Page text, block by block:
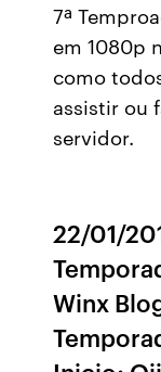
7ª
em 1080p
como
assistir ou
servidor.
22/01/
Winx